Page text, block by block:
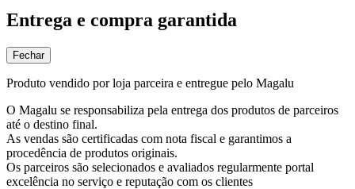
Entrega e compra garantida
Fechar
Produto vendido por loja parceira e entregue pelo Magalu
O Magalu se responsabiliza pela entrega dos produtos de parceiros
até o destino final.
As vendas são certificadas com nota fiscal e garantimos a
procedência de produtos originais.
Os parceiros são selecionados e avaliados regularmente portal
excelência no serviço e reputação com os clientes